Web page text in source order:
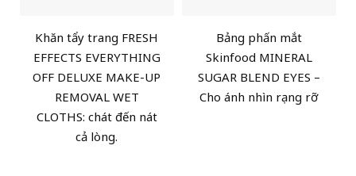
Khăn tẩy trang FRESH
EFFECTS EVERYTHING
OFF DELUXE MAKE-UP
REMOVAL WET
CLOTHS: chát đến nát
cả lòng.
Bảng phấn mắt
Skinfood MINERAL
SUGAR BLEND EYES –
Cho ánh nhìn rạng rỡ